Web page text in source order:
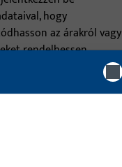
hogy
az árakról vagy
rendelhessen
bejelentkezés